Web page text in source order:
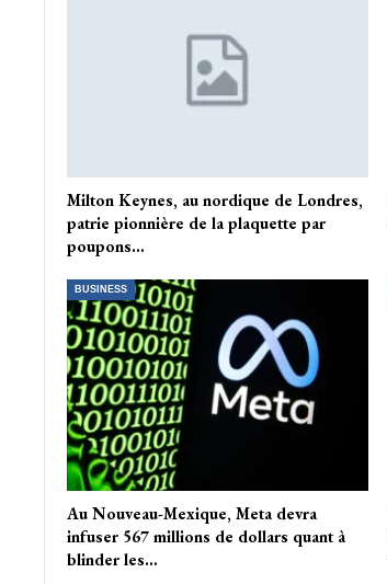
Milton Keynes, au nordique de Londres,
patrie pionnière de la plaquette par
poupons…
BUSINESS
Au Nouveau-Mexique, Meta devra
infuser 567 millions de dollars quant à
blinder les…